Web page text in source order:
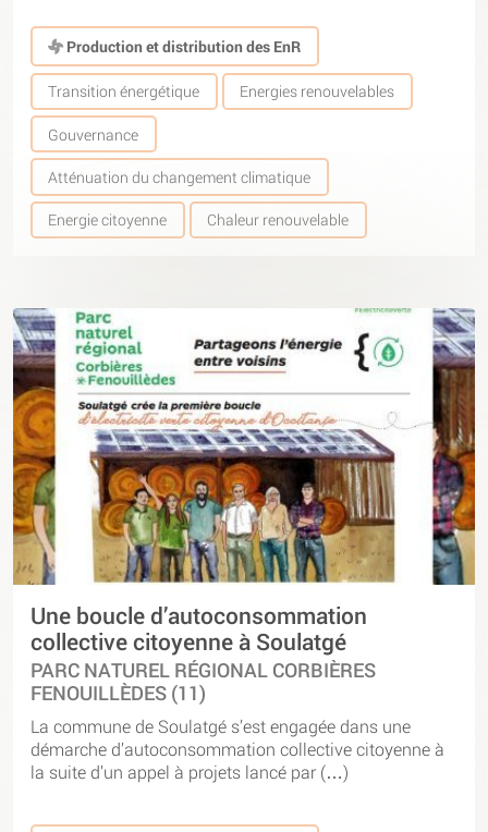
Production et distribution des EnR
Transition énergétique Energies renouvelables
Gouvernance
Atténuation du changement climatique
Energie citoyenne Chaleur renouvelable
Une boucle d’autoconsommation
collective citoyenne à Soulatgé
PARC NATUREL RÉGIONAL CORBIÈRES
FENOUILLÈDES (11)
La commune de Soulatgé s’est engagée dans une
démarche d’autoconsommation collective citoyenne à
la suite d’un appel à projets lancé par (…)